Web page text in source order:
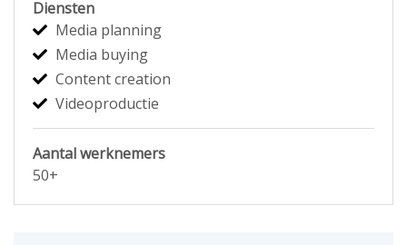
Diensten
Media planning
Media buying
Content creation
Videoproductie
Aantal werknemers
50+